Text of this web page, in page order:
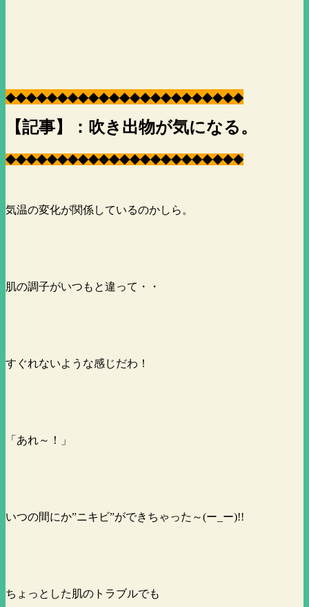
◆◆◆◆◆◆◆◆◆◆◆◆◆◆◆◆◆◆◆◆◆◆◆
【記事】：吹き出物が気になる。
◆◆◆◆◆◆◆◆◆◆◆◆◆◆◆◆◆◆◆◆◆◆◆
気温の変化が関係しているのかしら。
肌の調子がいつもと違って・・
すぐれないような感じだわ！
「あれ～！」
いつの間にか”ニキビ”ができちゃった～(ー_ー)!!
ちょっとした肌のトラブルでも